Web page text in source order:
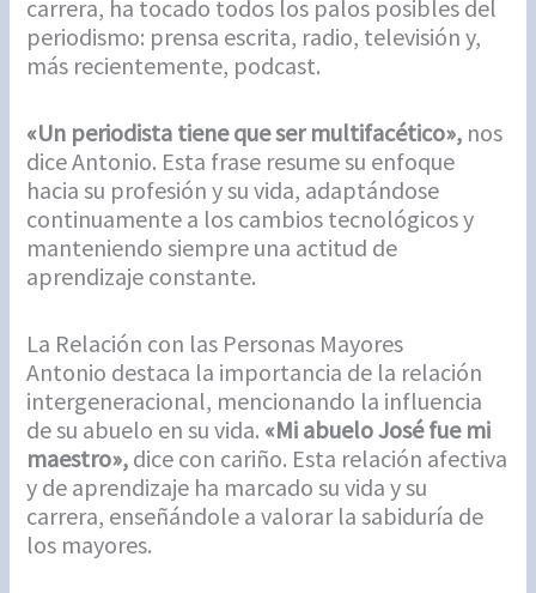
carrera, ha tocado todos los palos posibles del
periodismo: prensa escrita, radio, televisión y,
más recientemente, podcast.
«Un periodista tiene que ser multifacético», nos
dice Antonio. Esta frase resume su enfoque
hacia su profesión y su vida, adaptándose
continuamente a los cambios tecnológicos y
manteniendo siempre una actitud de
aprendizaje constante.
La Relación con las Personas Mayores
Antonio destaca la importancia de la relación
intergeneracional, mencionando la influencia
de su abuelo en su vida. «Mi abuelo José fue mi
maestro», dice con cariño. Esta relación afectiva
y de aprendizaje ha marcado su vida y su
carrera, enseñándole a valorar la sabiduría de
los mayores.